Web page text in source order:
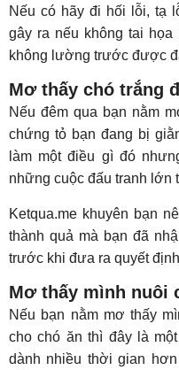
Nếu có hãy đi hối lỗi, tạ
gây ra nếu không tai
không lường trước được
Mơ thấy chó trắng
Nếu đêm qua bạn nằm
chứng tỏ bạn đang bị
làm một điều gì đó
những cuộc đấu tranh lớn
Ketqua.me khuyên bạn
thành quả mà bạn đã
trước khi đưa ra quyết
Mơ thấy mình nuôi
Nếu bạn nằm mơ thấy
cho chó ăn thì đây là
dành nhiều thời gian